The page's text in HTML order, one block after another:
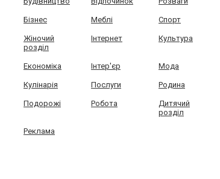
Бізнес Меблі Спорт
Жіночий
розділ
Інтернет Культура
Економіка Інтер'єр Мода
Кулінарія Послуги Родина
Подорожі Робота
Дитячий
розділ
Реклама